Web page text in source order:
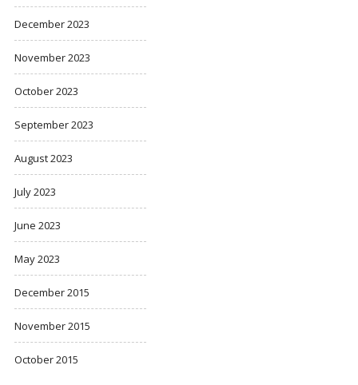
December 2023
November 2023
October 2023
September 2023
August 2023
July 2023
June 2023
May 2023
December 2015
November 2015
October 2015